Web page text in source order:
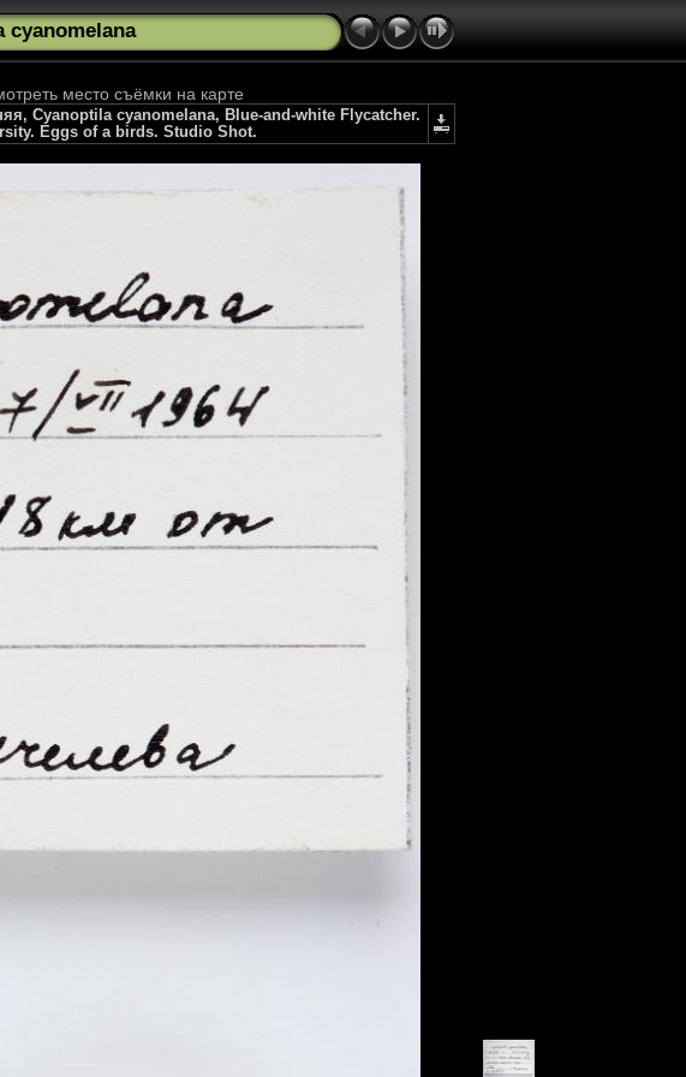
cyanomelana
место съёмки на карте
Cyanoptila cyanomelana, Blue-and-white Flycatcher.
Eggs of a birds. Studio Shot.